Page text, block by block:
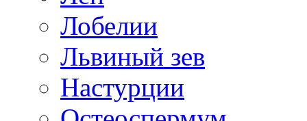
Лобелии
Львиный зев
Настурции